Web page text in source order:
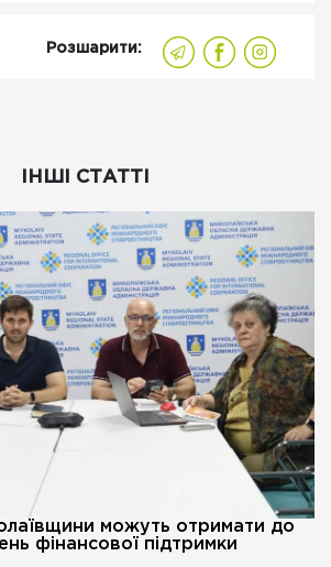
Розшарити:
ІНШІ СТАТТІ
можуть отримати до
фінансової підтримки